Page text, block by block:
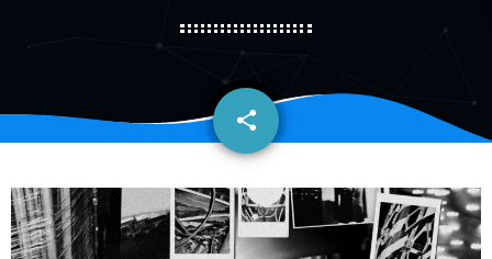
share
email